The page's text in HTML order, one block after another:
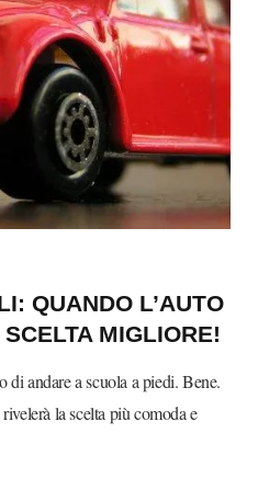
QUANDO L’AUTO
MIGLIORE!
di andare a scuola a piedi. Bene.
la scelta più comoda e